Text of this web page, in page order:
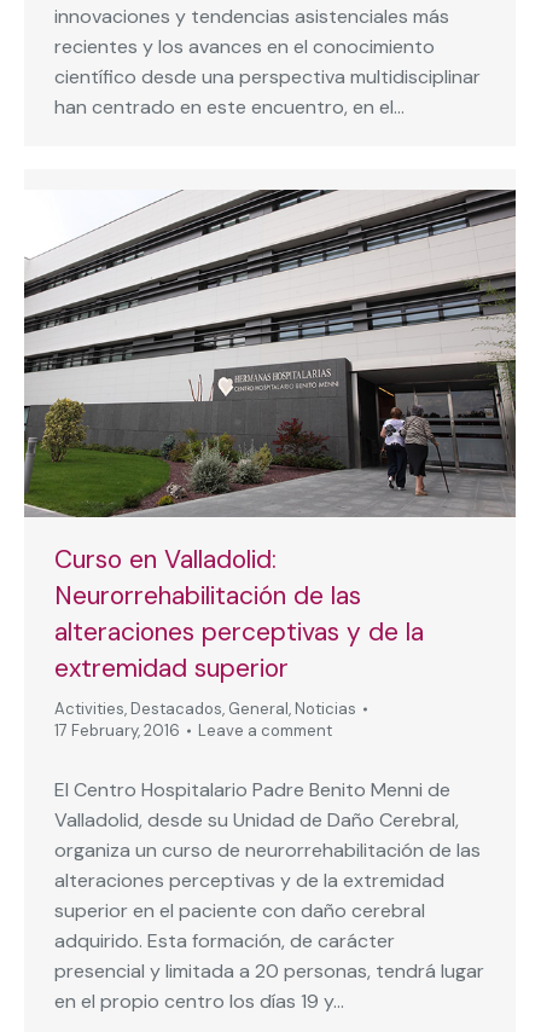
innovaciones y tendencias asistenciales más
recientes y los avances en el conocimiento
científico desde una perspectiva multidisciplinar
han centrado en este encuentro, en el…
Curso en Valladolid:
Neurorrehabilitación de las
alteraciones perceptivas y de la
extremidad superior
Activities, Destacados, General, Noticias
17 February, 2016
Leave a comment
El Centro Hospitalario Padre Benito Menni de
Valladolid, desde su Unidad de Daño Cerebral,
organiza un curso de neurorrehabilitación de las
alteraciones perceptivas y de la extremidad
superior en el paciente con daño cerebral
adquirido. Esta formación, de carácter
presencial y limitada a 20 personas, tendrá lugar
en el propio centro los días 19 y…